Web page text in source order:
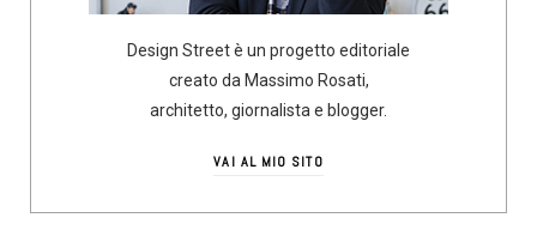
Design Street è un progetto editoriale
creato da Massimo Rosati,
architetto, giornalista e blogger.
VAI AL MIO SITO